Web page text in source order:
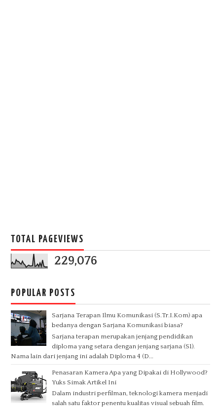
TOTAL PAGEVIEWS
229,076
POPULAR POSTS
Sarjana Terapan Ilmu Komunikasi (S.Tr.I.Kom) apa
bedanya dengan Sarjana Komunikasi biasa?
Sarjana terapan merupakan jenjang pendidikan
diploma yang setara dengan jenjang sarjana (S1).
Nama lain dari jenjang ini adalah Diploma 4 (D...
Penasaran Kamera Apa yang Dipakai di Hollywood?
Yuks Simak Artikel Ini
Dalam industri perfilman, teknologi kamera menjadi
salah satu faktor penentu kualitas visual sebuah film.